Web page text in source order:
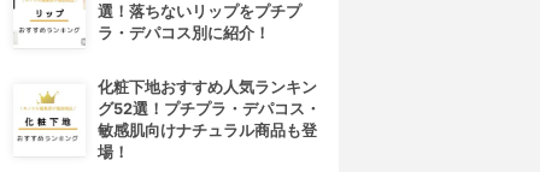
選！落ちないリップをプチプ
ラ・デパコス別に紹介！
化粧下地おすすめ人気ランキン
グ52選！プチプラ・デパコス・
敏感肌向けナチュラル商品も登
場！